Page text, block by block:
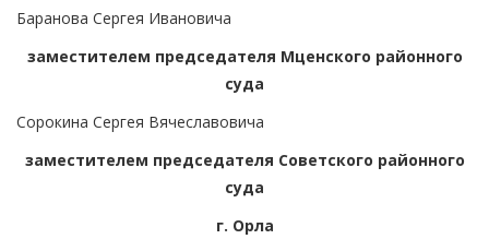
Баранова Сергея Ивановича
заместителем председателя Мценского районного
суда
Сорокина Сергея Вячеславовича
заместителем председателя Советского районного
суда
г. Орла